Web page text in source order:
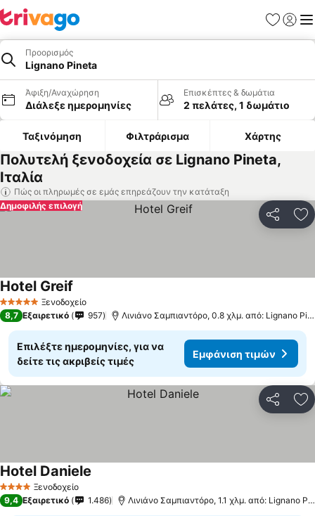
Προορισμός
Lignano Pineta
Άφιξη/Αναχώρηση
Διάλεξε ημερομηνίες
Επισκέπτες & δωμάτια
2 πελάτες, 1 δωμάτιο
Ταξινόμηση Φιλτράρισμα Χάρτης
Πολυτελή ξενοδοχεία σε Lignano Pineta,
Ιταλία
Πώς οι πληρωμές σε εμάς επηρεάζουν την κατάταξη
Δημοφιλής επιλογή
5 Αστέρια Ξενοδοχείο
Hotel Greif
8,7 Εξαιρετικό 957 Λινιάνο Σαμπιαντόρο, 0.8 χλμ. από: Lignano
Επιλέξτε ημερομηνίες, για να
δείτε τις ακριβείς τιμές
Εμφάνιση τιμών
4 ΑστέριαΞενοδοχείο
Hotel Daniele
9,4 Εξαιρετικό 1.486 Λινιάνο Σαμπιαντόρο, 1.1 χλμ. από: Lignano